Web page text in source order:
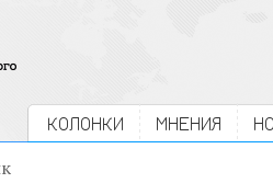
КОЛОНКИ МНЕНИЯ